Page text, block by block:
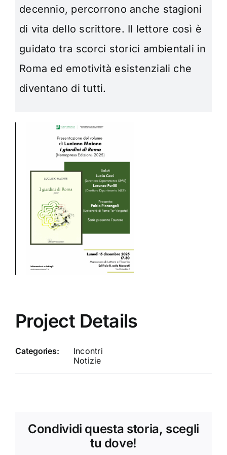
decennio, percorrono anche stagioni
di vita dello scrittore. Il lettore così è
guidato tra scorci storici ambientali in
Roma ed emotività esistenziali che
diventano di tutti.
Project Details
Categories:
Incontri
Notizie
Condividi questa storia, scegli
tu dove!